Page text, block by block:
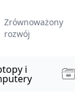
Zrównoważony
rozwój
i